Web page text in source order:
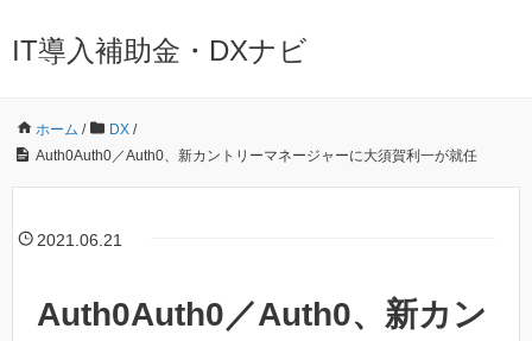
IT導入補助金・DXナビ
ホーム / DX /
Auth0Auth0／Auth0、新カントリーマネージャーに大須賀利一が就任
2021.06.21
Auth0Auth0／Auth0、新カン